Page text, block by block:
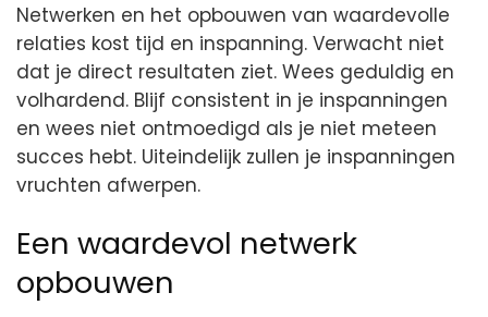
Netwerken en het opbouwen van waardevolle
relaties kost tijd en inspanning. Verwacht niet
dat je direct resultaten ziet. Wees geduldig en
volhardend. Blijf consistent in je inspanningen
en wees niet ontmoedigd als je niet meteen
succes hebt. Uiteindelijk zullen je inspanningen
vruchten afwerpen.
Een waardevol netwerk
opbouwen